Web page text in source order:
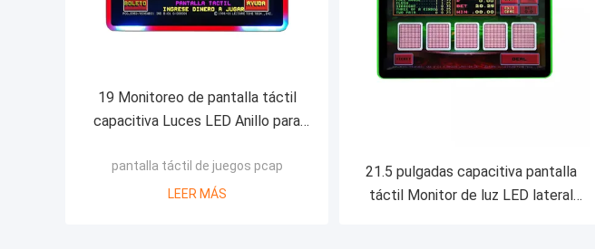
19 Monitoreo de pantalla táctil
capacitiva Luces LED Anillo para
pantalla táctil de juegos pcap
LEER MÁS
21.5 pulgadas capacitiva pantalla
táctil Monitor de luz LED lateral